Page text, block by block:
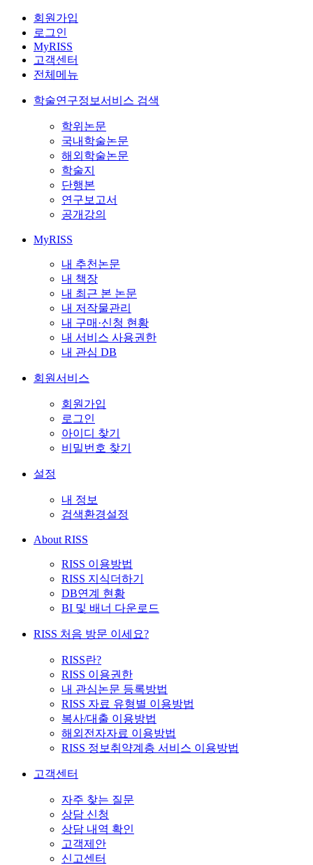
회원가입
로그인
MyRISS
고객센터
전체메뉴
학술연구정보서비스 검색
학위논문
국내학술논문
해외학술논문
학술지
단행본
연구보고서
공개강의
MyRISS
내 추천논문
내 책장
내 최근 본 논문
내 저작물관리
내 구매·신청 현황
내 서비스 사용권한
내 관심 DB
회원서비스
회원가입
로그인
아이디 찾기
비밀번호 찾기
설정
내 정보
검색환경설정
About RISS
RISS 이용방법
RISS 지식더하기
DB연계 현황
BI 및 배너 다운로드
RISS 처음 방문 이세요?
RISS란?
RISS 이용권한
내 관심논문 등록방법
RISS 자료 유형별 이용방법
복사/대출 이용방법
해외전자자료 이용방법
RISS 정보취약계층 서비스 이용방법
고객센터
자주 찾는 질문
상담 신청
상담 내역 확인
고객제안
신고센터